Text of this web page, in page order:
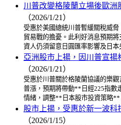
川普改變格陵蘭立場後歐洲
（2026/1/21）
受惠於美國總統川普暫緩關稅威
貿易戰的擔憂。此利好消息預期
資人仍須留意日圓匯率影響及日
亞洲股市上揚，因川普宣
（2026/1/21）
受惠於川普關於格陵蘭協議的樂
普漲，預期將帶動**日經225指數
情緒，調整**日本股市投資策略
股市上揚，受惠於新一波
（2026/1/15）